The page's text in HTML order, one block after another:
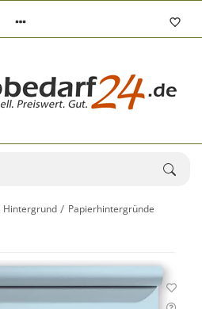
Hintergrund
Papierhintergründe